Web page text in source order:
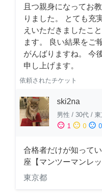
且つ親身になってお
りました。 とても充
えいただきましたこ
ます。 良い結果をご
がんばりますね。 今
申し上げます。
依頼されたチケット
ski2na
男性 / 30代 /
sentiment_satisfied 1 sentiment_neutral 0 sentiment_dissatisfied 0
合格者だけが知って
座【マンツーマンレッ
東京都